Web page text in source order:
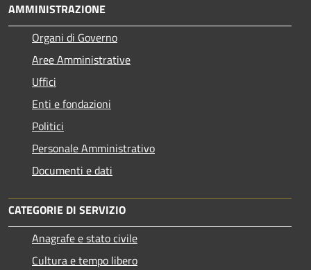
AMMINISTRAZIONE
Organi di Governo
Aree Amministrative
Uffici
Enti e fondazioni
Politici
Personale Amministrativo
Documenti e dati
CATEGORIE DI SERVIZIO
Anagrafe e stato civile
Cultura e tempo libero